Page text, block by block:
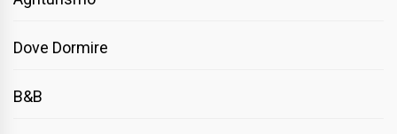
Dove Dormire
B&B